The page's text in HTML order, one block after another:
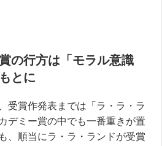
の行方は「モラル意識
とに
受賞作発表までは「ラ・ラ・ラ
デミー賞の中でも一番重きが置
、順当にラ・ラ・ランドが受賞